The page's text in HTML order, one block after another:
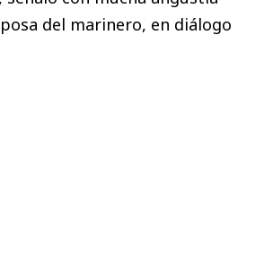
del marinero, en diálogo